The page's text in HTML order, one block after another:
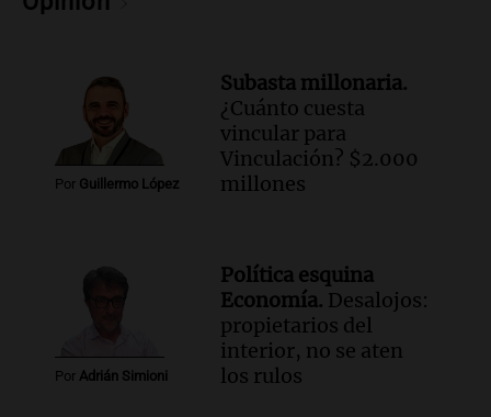
Por Guillermo López
Subasta millonaria.
¿Cuánto cuesta
vincular para
Vinculación? $2.000
millones
Por Adrián Simioni
Política esquina
Economía. Desalojos:
propietarios del
interior, no se aten
los rulos